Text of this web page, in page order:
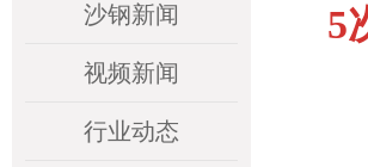
沙钢新闻
视频新闻
行业动态
5